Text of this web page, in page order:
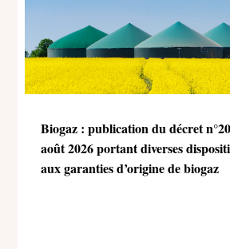
Biogaz : publication du décret
août 2026 portant diverses
aux garanties d’origine de biogaz